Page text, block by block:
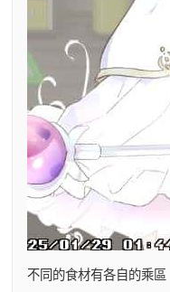
不同的食材有各自的乘區